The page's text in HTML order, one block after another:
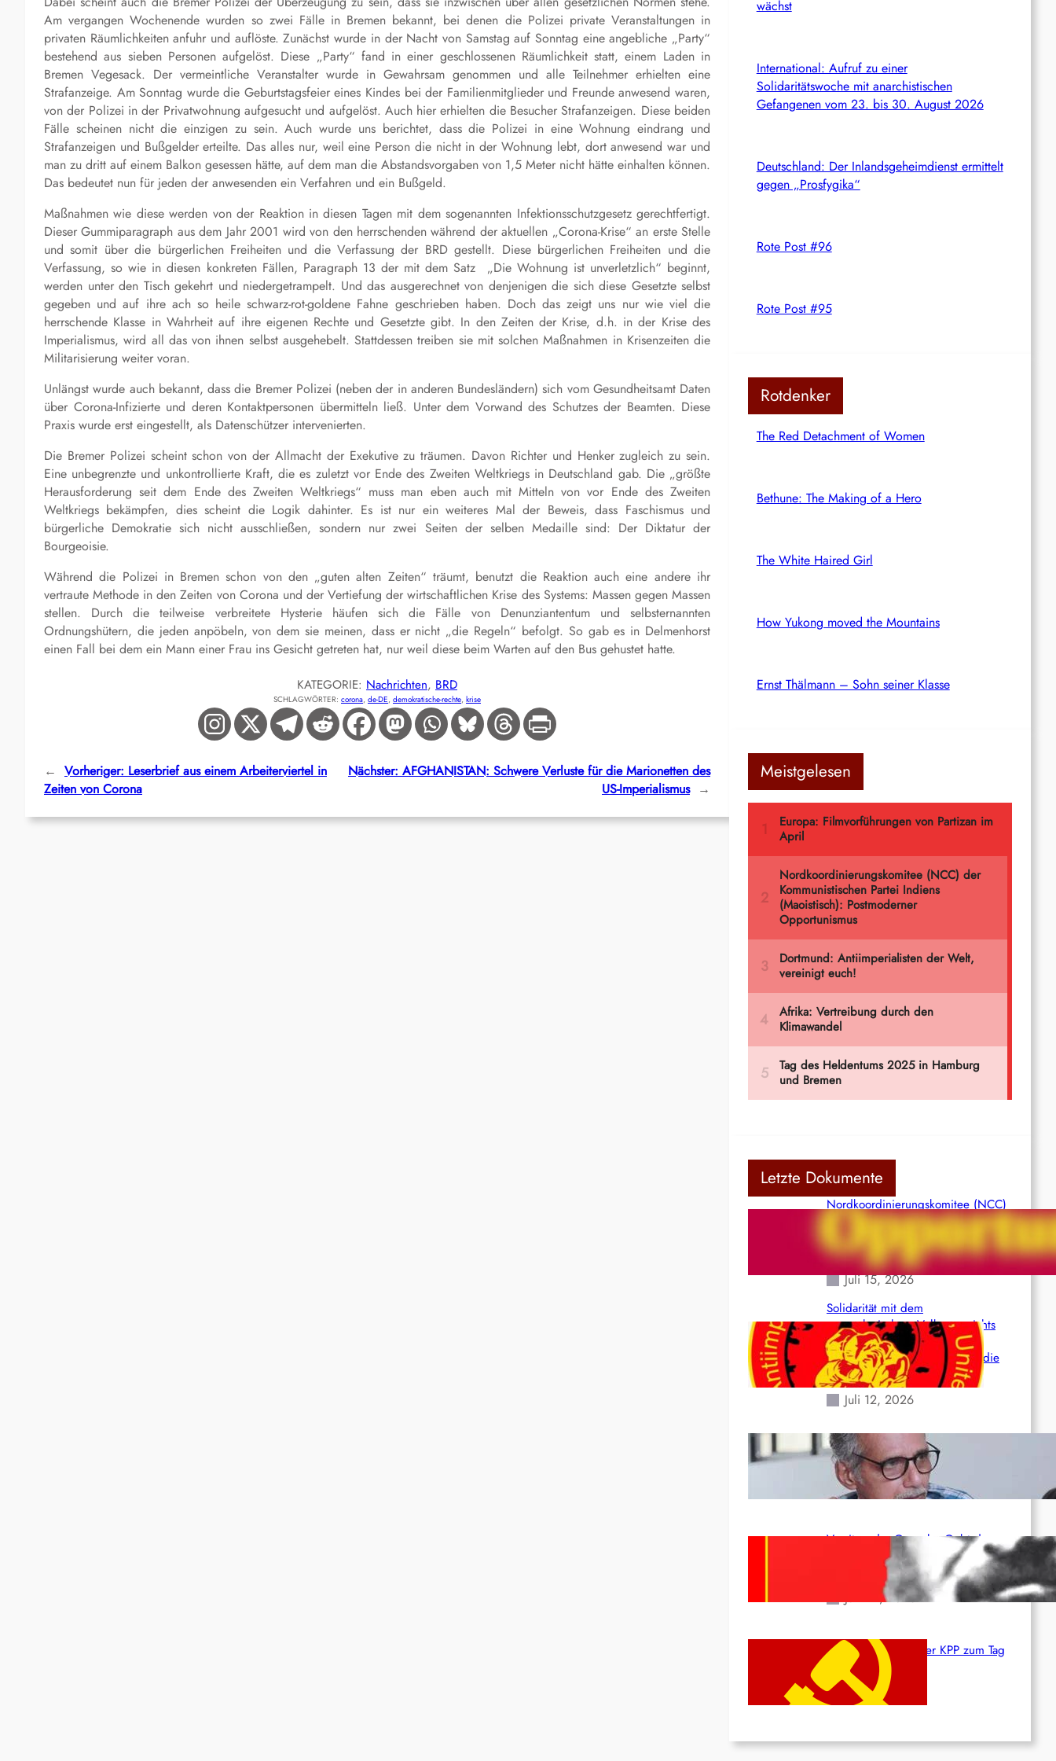
Am vergangen Wochenende wurden so zwei Fälle in Bremen bekannt, bei denen die Polizei private Veranstaltungen in
privaten Räumlichkeiten anfuhr und auflöste. Zunächst wurde in der Nacht von Samstag auf Sonntag eine angebliche „Party“
bestehend aus sieben Personen aufgelöst. Diese „Party“ fand in einer geschlossenen Räumlichkeit statt, einem Laden in
Bremen Vegesack. Der vermeintliche Veranstalter wurde in Gewahrsam genommen und alle Teilnehmer erhielten eine
Strafanzeige. Am Sonntag wurde die Geburtstagsfeier eines Kindes bei der Familienmitglieder und Freunde anwesend waren,
von der Polizei in der Privatwohnung aufgesucht und aufgelöst. Auch hier erhielten die Besucher Strafanzeigen. Diese beiden
Fälle scheinen nicht die einzigen zu sein. Auch wurde uns berichtet, dass die Polizei in eine Wohnung eindrang und
Strafanzeigen und Bußgelder erteilte. Das alles nur, weil eine Person die nicht in der Wohnung lebt, dort anwesend war und
man zu dritt auf einem Balkon gesessen hätte, auf dem man die Abstandsvorgaben von 1,5 Meter nicht hätte einhalten können.
Das bedeutet nun für jeden der anwesenden ein Verfahren und ein Bußgeld.
Maßnahmen wie diese werden von der Reaktion in diesen Tagen mit dem sogenannten Infektionsschutzgesetz gerechtfertigt.
Dieser Gummiparagraph aus dem Jahr 2001 wird von den herrschenden während der aktuellen „Corona-Krise“ an erste Stelle
und somit über die bürgerlichen Freiheiten und die Verfassung der BRD gestellt. Diese bürgerlichen Freiheiten und die
Verfassung, so wie in diesen konkreten Fällen, Paragraph 13 der mit dem Satz „Die Wohnung ist unverletzlich“ beginnt,
werden unter den Tisch gekehrt und niedergetrampelt. Und das ausgerechnet von denjenigen die sich diese Gesetzte selbst
gegeben und auf ihre ach so heile schwarz-rot-goldene Fahne geschrieben haben. Doch das zeigt uns nur wie viel die
herrschende Klasse in Wahrheit auf ihre eigenen Rechte und Gesetzte gibt. In den Zeiten der Krise, d.h. in der Krise des
Imperialismus, wird all das von ihnen selbst ausgehebelt. Stattdessen treiben sie mit solchen Maßnahmen in Krisenzeiten die
Militarisierung weiter voran.
Unlängst wurde auch bekannt, dass die Bremer Polizei (neben der in anderen Bundesländern) sich vom Gesundheitsamt Daten
über Corona-Infizierte und deren Kontaktpersonen übermitteln ließ. Unter dem Vorwand des Schutzes der Beamten. Diese
Praxis wurde erst eingestellt, als Datenschützer intervenierten.
Die Bremer Polizei scheint schon von der Allmacht der Exekutive zu träumen. Davon Richter und Henker zugleich zu sein.
Eine unbegrenzte und unkontrollierte Kraft, die es zuletzt vor Ende des Zweiten Weltkriegs in Deutschland gab. Die „größte
Herausforderung seit dem Ende des Zweiten Weltkriegs“ muss man eben auch mit Mitteln von vor Ende des Zweiten
Weltkriegs bekämpfen, dies scheint die Logik dahinter. Es ist nur ein weiteres Mal der Beweis, dass Faschismus und
bürgerliche Demokratie sich nicht ausschließen, sondern nur zwei Seiten der selben Medaille sind: Der Diktatur der
Bourgeoisie.
Während die Polizei in Bremen schon von den „guten alten Zeiten“ träumt, benutzt die Reaktion auch eine andere ihr
vertraute Methode in den Zeiten von Corona und der Vertiefung der wirtschaftlichen Krise des Systems: Massen gegen Massen
stellen. Durch die teilweise verbreitete Hysterie häufen sich die Fälle von Denunziantentum und selbsternannten
Ordnungshütern, die jeden anpöbeln, von dem sie meinen, dass er nicht „die Regeln“ befolgt. So gab es in Delmenhorst
einen Fall bei dem ein Mann einer Frau ins Gesicht getreten hat, nur weil diese beim Warten auf den Bus gehustet hatte.
KATEGORIE: Nachrichten, BRD
SCHLAGWÖRTER: corona, de-DE, demokratische-rechte, krise
← Vorheriger: Leserbrief aus einem Arbeiterviertel in
Zeiten von Corona
Nächster: AFGHANISTAN: Schwere Verluste für die Marionetten des
US-Imperialismus →
wächst
International: Aufruf zu einer
Solidaritätswoche mit anarchistischen
Gefangenen vom 23. bis 30. August 2026
Deutschland: Der Inlandsgeheimdienst ermittelt
gegen „Prosfygika“
Rote Post #96
Rote Post #95
Rotdenker
The Red Detachment of Women
Bethune: The Making of a Hero
The White Haired Girl
How Yukong moved the Mountains
Ernst Thälmann – Sohn seiner Klasse
Meistgelesen
Letzte Dokumente
Nordkoordinierungskomitee (NCC)
der Kommunistischen Partei Indiens
(Maoistisch): Postmoderner
Opportunismus
Juli 15, 2026
Solidarität mit dem
venezolanischem Volk angesichts
der verlorenen Leben und der
katastrophalen Situation durch die
Erdbeben des 24. Juni!
Juli 12, 2026
Indien: „Die Politik der
Kapitulation“ von K. Murali (Ajith)
Juli 1, 2026
Vorsitzender Gonzalo: Gebt das
Leben für die Partei und die
Juni 19, 2026
Beschluss des ZK der KPP zum Tag
des Heldentums
Juni 19, 2026